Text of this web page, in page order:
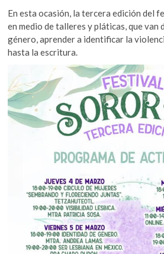
En esta ocasión, la tercera edición del
en medio de talleres y pláticas, que van
género, aprender a identificar la
hasta la escritura.